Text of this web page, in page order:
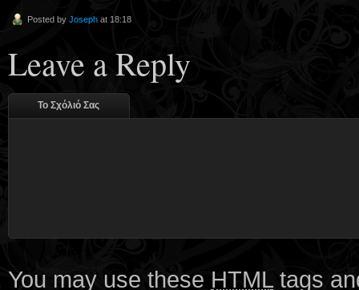
Posted by Joseph at 18:18
Leave a Reply
Το Σχόλιό Σας
You may use these HTMLtags